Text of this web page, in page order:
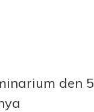
den 5